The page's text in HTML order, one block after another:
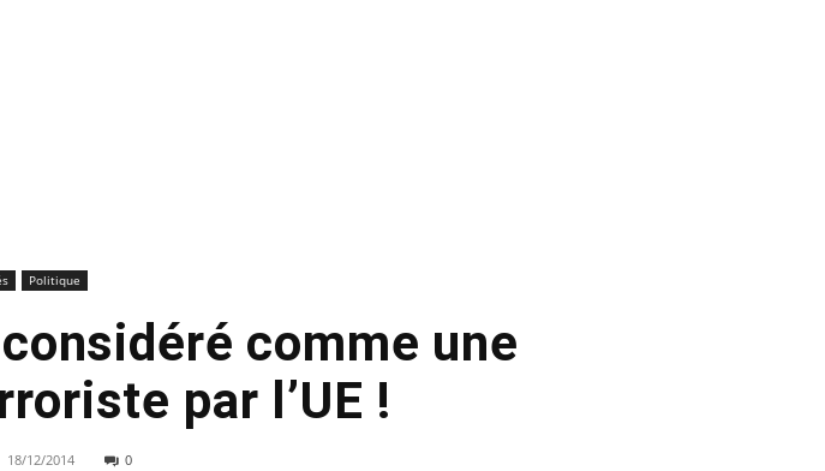
Politique
comme une
par l’UE !
18/12/2014 0